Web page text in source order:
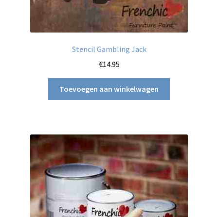
Stencil Gambling Jack
€14.95
Toevoegen aan winkelwagen